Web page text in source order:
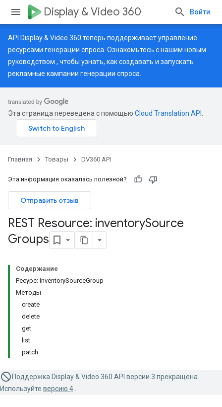
Display & Video 360 Войти
API Display & Video 360 теперь поддерживает управление
ресурсами генерации спроса. Ознакомьтесь с нашим новым
руководством , чтобы узнать, как создавать и запускать
рекламные кампании генерации спроса.
Эта страница переведена с помощью Cloud Translation API
Главная Товары DV360 API
Эта информация оказалась полезной?
Отправить отзыв
REST Resource: inventorySource
Groups
Содержание
Ресурс: InventorySourceGroup
Методы
create
delete
get
list
patch
Поддержка Display & Video 360 API версии 3 прекращена.
Используйте версию 4